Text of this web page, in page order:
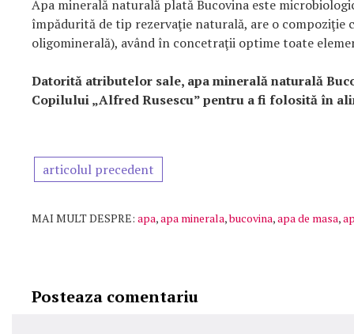
Apa minerală naturală plată Bucovina este
împădurită de tip rezervaţie naturală, are o compoziţie
oligominerală), având în concetraţii optime toate
Datorită atributelor sale, apa minerală naturală
Copilului „Alfred Rusescu” pentru a fi folosită în
articolul precedent
MAI MULT DESPRE: apa,apa minerala,bucovina,apa de masa,
Posteaza comentariu